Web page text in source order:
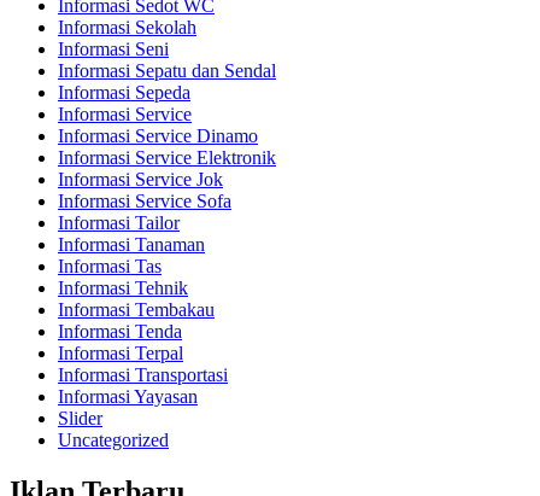
Informasi Sedot WC
Informasi Sekolah
Informasi Seni
Informasi Sepatu dan Sendal
Informasi Sepeda
Informasi Service
Informasi Service Dinamo
Informasi Service Elektronik
Informasi Service Jok
Informasi Service Sofa
Informasi Tailor
Informasi Tanaman
Informasi Tas
Informasi Tehnik
Informasi Tembakau
Informasi Tenda
Informasi Terpal
Informasi Transportasi
Informasi Yayasan
Slider
Uncategorized